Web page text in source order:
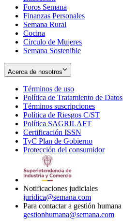
window
Foros Semana
Finanzas Personales
Semana Rural
Cocina
Círculo de Mujeres
Semana Sostenible
Acerca de nosotros
Términos de uso
in
new
window
Política de Tratamiento de Datos
Términos suscripciones
in
Política de Riesgos C/ST
Política SAGRILAFT
new
window
Certificación ISSN
in
new
TyC Plan de Gobierno
in
Protección del consumidorOpens
Notificaciones judiciales
juridica@semana.com
Para contactar a gestión humana
gestionhumana@semana.com